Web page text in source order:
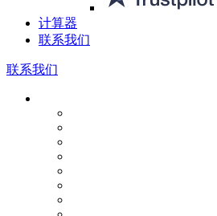
计算器
联系我们
联系我们